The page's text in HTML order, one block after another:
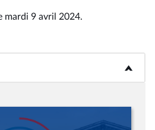
mardi 9 avril 2024.
b>